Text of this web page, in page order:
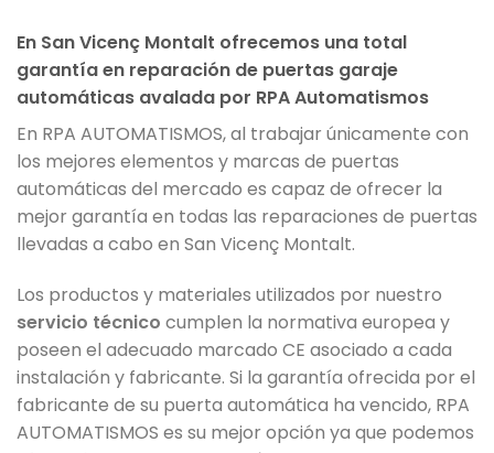
En San Vicenç Montalt ofrecemos una total
garantía en reparación de puertas garaje
automáticas avalada por RPA Automatismos
En RPA AUTOMATISMOS, al trabajar únicamente con
los mejores elementos y marcas de puertas
automáticas del mercado es capaz de ofrecer la
mejor garantía en todas las reparaciones de puertas
llevadas a cabo en San Vicenç Montalt.
Los productos y materiales utilizados por nuestro
servicio técnico cumplen la normativa europea y
poseen el adecuado marcado CE asociado a cada
instalación y fabricante. Si la garantía ofrecida por el
fabricante de su puerta automática ha vencido, RPA
AUTOMATISMOS es su mejor opción ya que podemos